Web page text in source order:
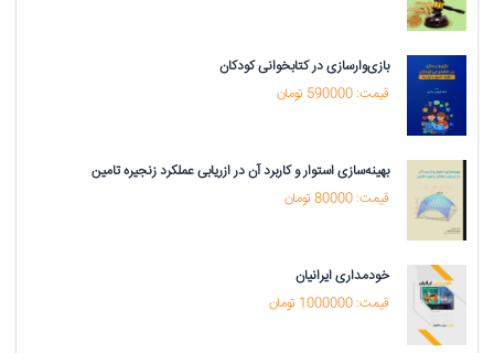
بازی‌وارسازی در کتابخوانی کودکان
قیمت: 590000 تومان
بهینه‌سازی استوار و کاربرد آن در ازریابی عملکرد زنجیره تامین
قیمت: 80000 تومان
خودمداری ایرانیان
قیمت: 1000000 تومان